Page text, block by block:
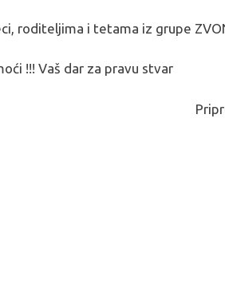
roditeljima i tetama iz grupe
!!! Vaš dar za pravu stvar